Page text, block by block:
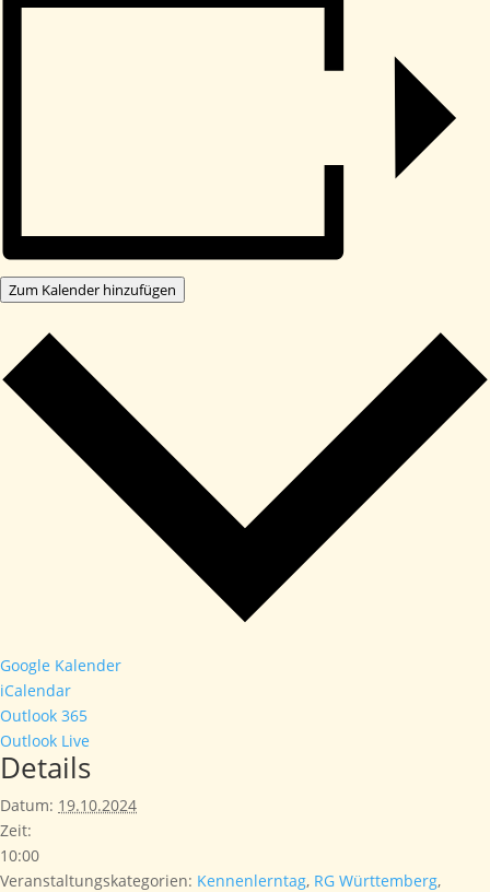
Zum Kalender hinzufügen
Google Kalender
iCalendar
Outlook 365
Outlook Live
Details
Datum: 19.10.2024
Zeit:
10:00
Veranstaltungskategorien: Kennenlerntag, RG Württemberg,